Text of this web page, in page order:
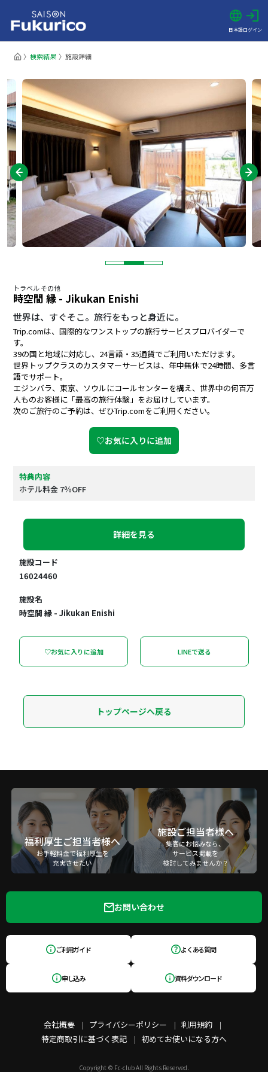
日本語ログイン
検索結果 施設詳細
トラベル その他
時空間 縁 - Jikukan Enishi
世界は、すぐそこ。旅行をもっと身近に。
Trip.comは、国際的なワンストップの旅行サービスプロバイダーで
す。
39の国と地域に対応し、24言語・35通貨でご利用いただけます。
世界トップクラスのカスタマーサービスは、年中無休で24時間、多言
語でサポート。
エジンバラ、東京、ソウルにコールセンターを構え、世界中の何百万
人ものお客様に「最高の旅行体験」をお届けしています。
次のご旅行のご予約は、ぜひTrip.comをご利用ください。
♡お気に入りに追加
特典内容
ホテル料金 7％OFF
詳細を見る
施設コード
16024460
施設名
時空間 縁 - Jikukan Enishi
♡お気に入りに追加 LINEで送る
トップページへ戻る
福利厚生ご担当者様へ
お手軽料金で福利厚生を
充実させたい
施設ご担当者様へ
集客にお悩みなら、
サービス掲載を
検討してみませんか？
会社概要 プライバシーポリシー
利用規約
特定商取引に基づく表記
初めてお使いになる方へ
お問い合わせ
ご利用ガイド よくある質問
申し込み 資料ダウンロード
Copyright © Fc-club All Rights Reserved.